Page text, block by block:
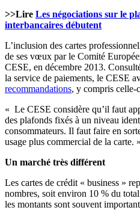
>>Lire Les négociations sur le
interbancaires débutent
L’inclusion des cartes
de ses vœux par le Comité
CESE, en décembre 2013.
la service de paiements, le CESE
recommandations, y compris celle-
« Le CESE considère qu’il faut
des plafonds fixés à un niveau
consommateurs. Il faut faire en
usage plus commercial de la carte. »
Un marché très différent
Les cartes de crédit « business »
nombres, soit environ 10 % du
les montants sont souvent